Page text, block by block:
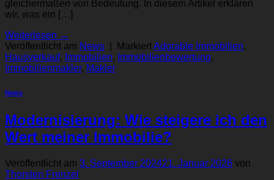
gleichermaßen von Bedeutung. In diesem Artikel erklären
wir, was ein […]
Weiterlesen →
Veröffentlicht am News MarkiertAdorable Immobilien,
Hausverkauf, Immobilien, Immobilienbewertung,
Immobilienmakler, Makler
News
Modernisierung: Wie steigere ich den
Wert meiner Immobilie?
Veröffentlicht am 3. September 202421. Januar 2026 von
Thorsten Frenzel